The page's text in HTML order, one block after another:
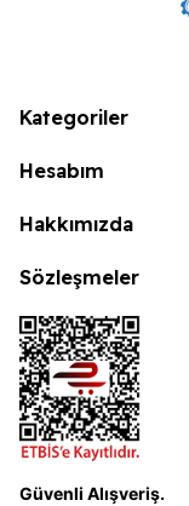
Kategoriler
Hesabım
Hakkımızda
Sözleşmeler
Güvenli Alışveriş.